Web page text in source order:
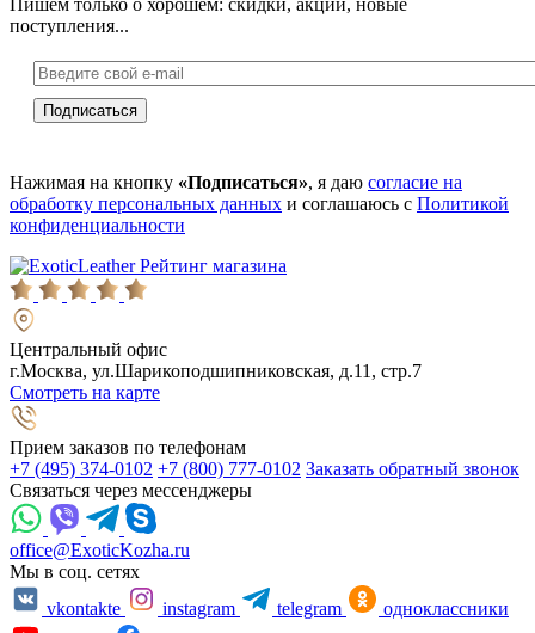
поступления...
Нажимая на кнопку «Подписаться», я даю согласие на
обработку персональных данных и соглашаюсь с Политикой
конфиденциальности
Рейтинг магазина
Центральный офис
г.Москва, ул.Шарикоподшипниковская, д.11, стр.7
Смотреть на карте
Прием заказов по телефонам
+7 (495) 374-0102 +7 (800) 777-0102 Заказать обратный звонок
Связаться через мессенджеры
office@ExoticKozha.ru
Мы в соц. сетях
vkontakte
instagram telegram
одноклассники